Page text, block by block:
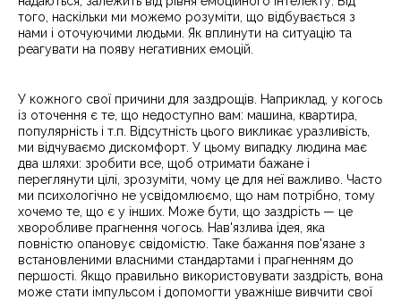
того, наскільки ми можемо розуміти, що відбувається з
нами і оточуючими людьми. Як вплинути на ситуацію та
реагувати на появу негативних емоцій.
У кожного свої причини для заздрощів. Наприклад, у когось
із оточення є те, що недоступно вам: машина, квартира,
популярність і т.п. Відсутність цього викликає уразливість,
ми відчуваємо дискомфорт. У цьому випадку людина має
два шляхи: зробити все, щоб отримати бажане і
переглянути цілі, зрозуміти, чому це для неї важливо. Часто
ми психологічно не усвідомлюємо, що нам потрібно, тому
хочемо те, що є у інших. Може бути, що заздрість — це
хворобливе прагнення чогось. Нав'язлива ідея, яка
повністю опановує свідомістю. Таке бажання пов'язане з
встановленими власними стандартами і прагненням до
першості. Якщо правильно використовувати заздрість, вона
може стати імпульсом і допомогти уважніше вивчити свої